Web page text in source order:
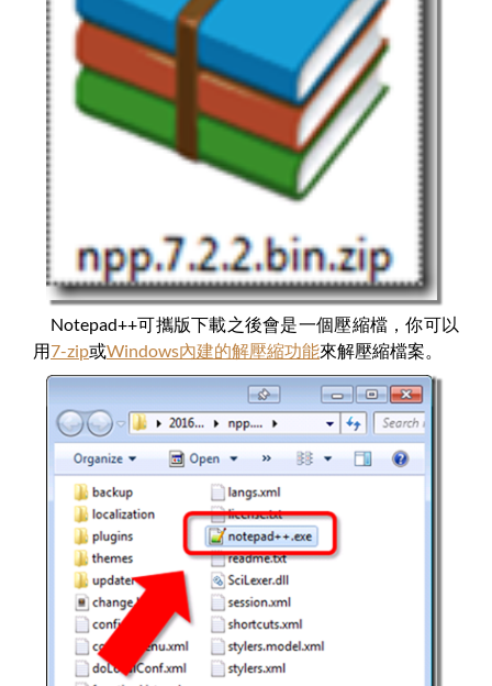
Notepad++可攜版下載之後會是一個壓縮檔，你可以
用7-zip或Windows內建的解壓縮功能來解壓縮檔案。